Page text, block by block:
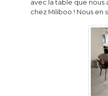
avec la table que nous
chez Miliboo ! Nous en